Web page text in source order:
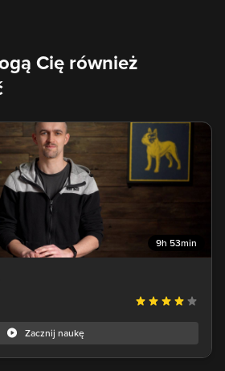
Cię również
9h 53min
Zacznij naukę